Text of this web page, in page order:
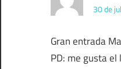
30 de
Gran entrada
PD: me gusta